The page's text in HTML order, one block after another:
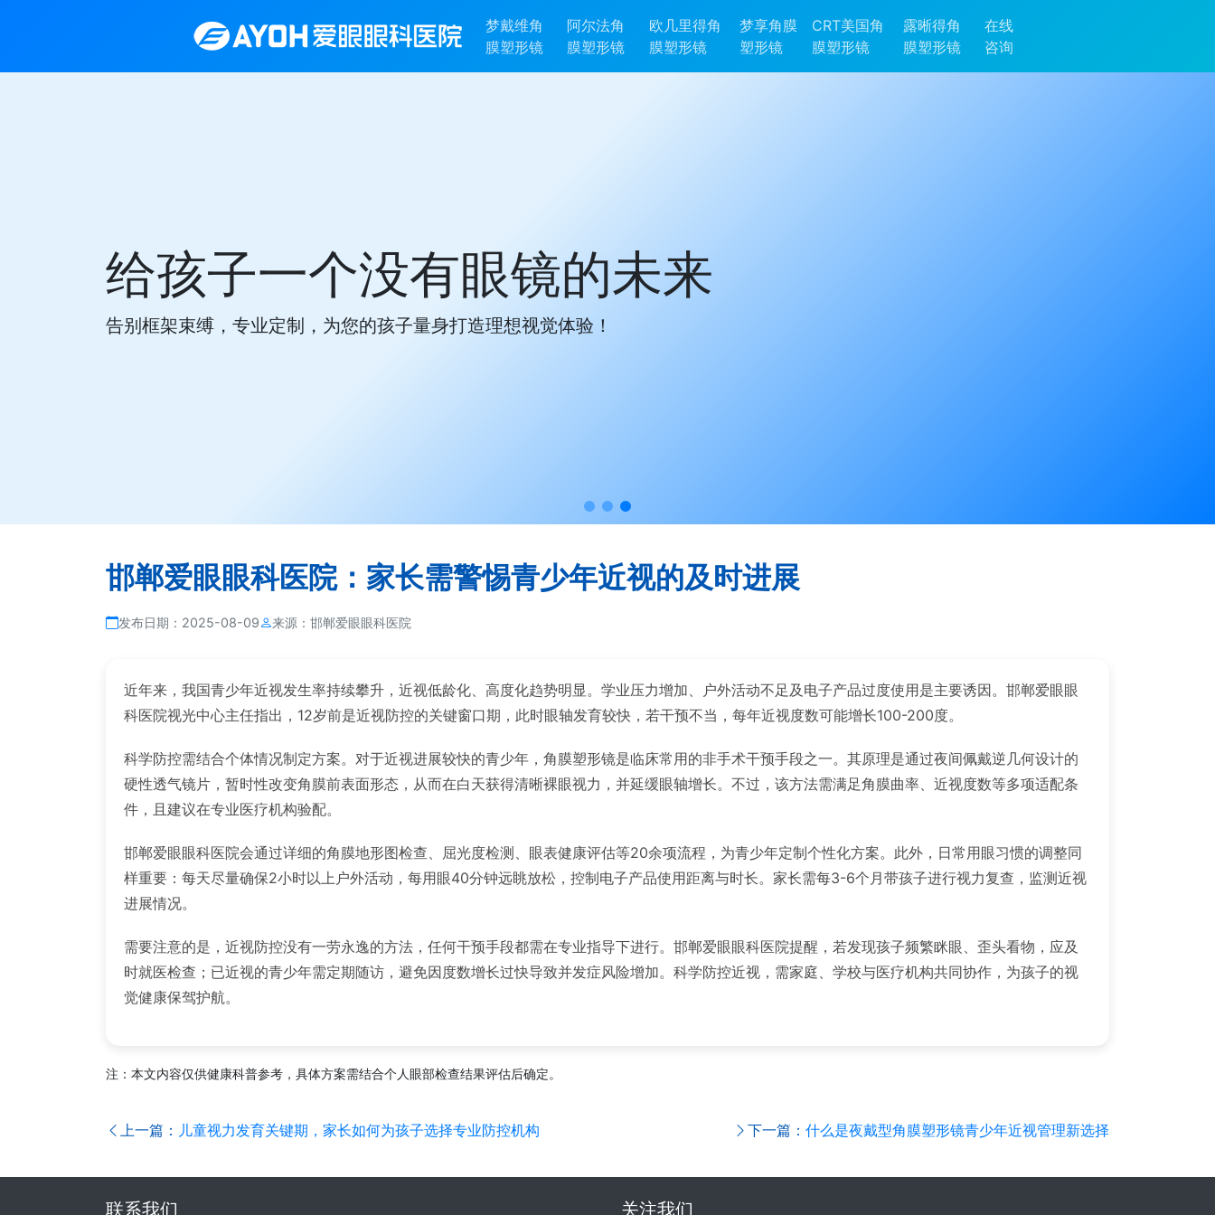
梦戴维角
膜塑形镜
阿尔法角
膜塑形镜
欧几里得角
膜塑形镜
梦享角膜
塑形镜
CRT美国角
膜塑形镜
露晰得角
膜塑形镜
在线
咨询
给孩子一个没有眼镜的未来
告别框架束缚，专业定制，为您的孩子量身打造理想视觉体验！
邯郸爱眼眼科医院：家长需警惕青少年近视的及时进展
发布日期： 2025-08-09 来源： 邯郸爱眼眼科医院
近年来，我国青少年近视发生率持续攀升，近视低龄化、高度化趋势明显。学业压力增加、户外活动不足及电子产品过度使用是主要诱因。邯郸爱眼眼
科医院视光中心主任指出，12岁前是近视防控的关键窗口期，此时眼轴发育较快，若干预不当，每年近视度数可能增长100-200度。
科学防控需结合个体情况制定方案。对于近视进展较快的青少年，角膜塑形镜是临床常用的非手术干预手段之一。其原理是通过夜间佩戴逆几何设计的
硬性透气镜片，暂时性改变角膜前表面形态，从而在白天获得清晰裸眼视力，并延缓眼轴增长。不过，该方法需满足角膜曲率、近视度数等多项适配条
件，且建议在专业医疗机构验配。
邯郸爱眼眼科医院会通过详细的角膜地形图检查、屈光度检测、眼表健康评估等20余项流程，为青少年定制个性化方案。此外，日常用眼习惯的调整同
样重要：每天尽量确保2小时以上户外活动，每用眼40分钟远眺放松，控制电子产品使用距离与时长。家长需每3-6个月带孩子进行视力复查，监测近视
进展情况。
需要注意的是，近视防控没有一劳永逸的方法，任何干预手段都需在专业指导下进行。邯郸爱眼眼科医院提醒，若发现孩子频繁眯眼、歪头看物，应及
时就医检查；已近视的青少年需定期随访，避免因度数增长过快导致并发症风险增加。科学防控近视，需家庭、学校与医疗机构共同协作，为孩子的视
觉健康保驾护航。
注：本文内容仅供健康科普参考，具体方案需结合个人眼部检查结果评估后确定。
上一篇： 儿童视力发育关键期，家长如何为孩子选择专业防控机构 下一篇： 什么是夜戴型角膜塑形镜青少年近视管理新选择
联系我们 关注我们